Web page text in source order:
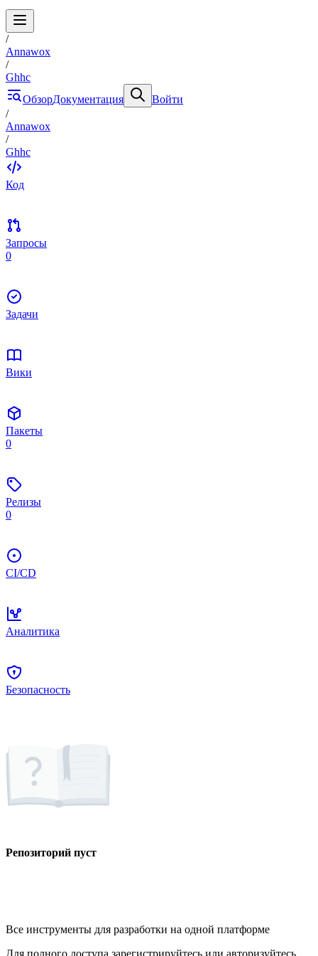
/
Annawox
/
Ghhc
ОбзорДокументация
Войти
/
Annawox
/
Ghhc
Код
Запросы
0
Задачи
Вики
Пакеты
0
Релизы
0
CI/CD
Аналитика
Безопасность
Репозиторий пуст
Все инструменты для разработки на одной платформе
Для полного доступа зарегистрируйтесь или авторизуйтесь